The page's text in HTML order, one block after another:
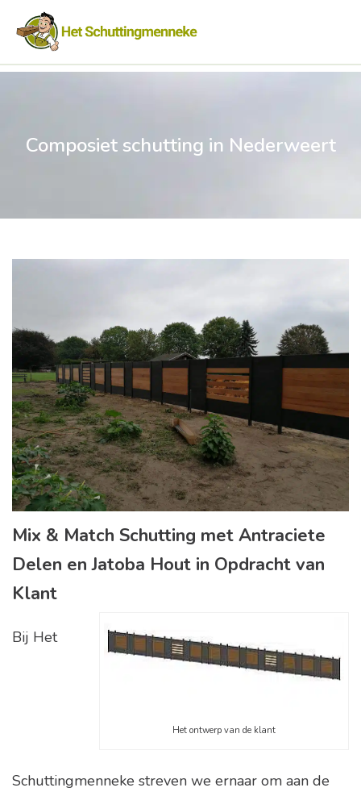
Composiet schutting in Nederweert
Mix & Match Schutting met Antraciete
Delen en Jatoba Hout in Opdracht van
Klant
Het ontwerp van de klant
Bij Het
Schuttingmenneke streven we ernaar om aan de